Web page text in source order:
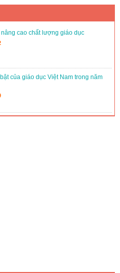
cao chất lượng giáo dục
của giáo dục Việt Nam trong năm